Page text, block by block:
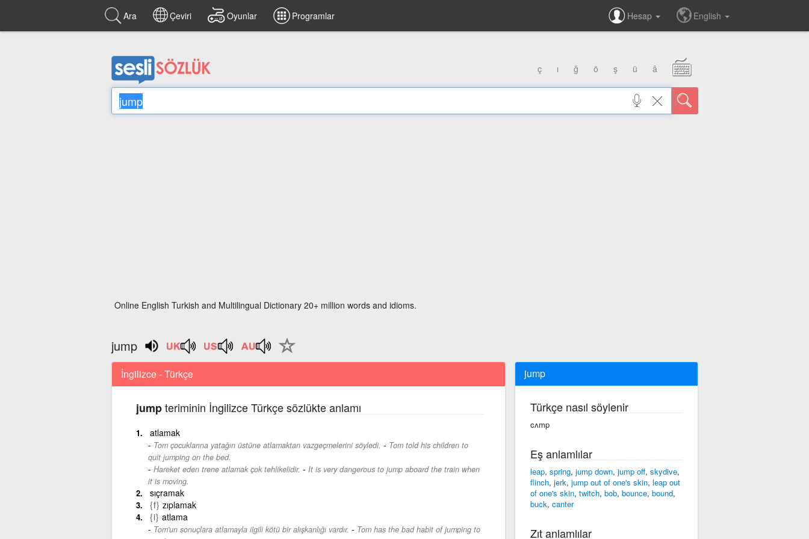
Ara Çeviri Oyunlar Programlar Hesap English
ç ı ğ ö ş ü â
Online English Turkish and Multilingual Dictionary 20+ million words and idioms.
jump
İngilizce - Türkçe
jumpteriminin İngilizce Türkçe sözlükte anlamı
atlamak
Tom çocuklarına yatağın üstüne atlamaktan vazgeçmelerini söyledi. - Tom told his children to
quit jumping on the bed.
Hareket eden trene atlamak çok tehlikelidir. - It is very dangerous to jump aboard the train when
it is moving.
sıçramak
{f} zıplamak
{i} atlama
Tom'un sonuçlara atlamayla ilgili kötü bir alışkanlığı vardır. - Tom has the bad habit of jumping to
jump
Türkçe nasıl söylenir
cʌmp
Eş anlamlılar
leap, spring, jump down, jump off, skydive,
flinch, jerk, jump out of one's skin, leap out
of one's skin, twitch, bob, bounce, bound,
buck, canter
Zıt anlamlılar